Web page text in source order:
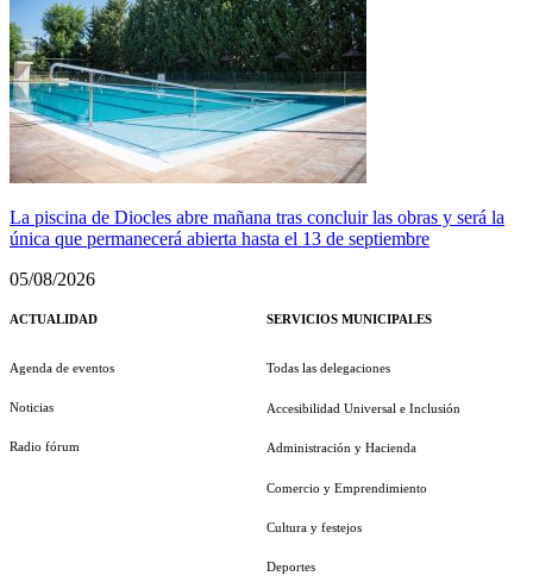
La piscina de Diocles abre mañana tras concluir las obras y será la
única que permanecerá abierta hasta el 13 de septiembre
05/08/2026
ACTUALIDAD
Agenda de eventos
Noticias
Radio fórum
SERVICIOS MUNICIPALES
Todas las delegaciones
Accesibilidad Universal e Inclusión
Administración y Hacienda
Comercio y Emprendimiento
Cultura y festejos
Deportes